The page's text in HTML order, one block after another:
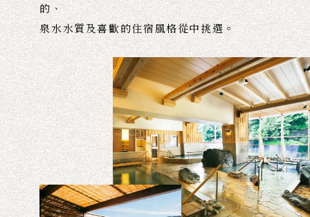
的、
泉水水質及喜歡的住宿風格從中挑選。